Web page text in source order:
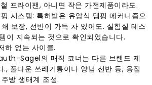
프라이팬, 아니면 작은 가전제품이라도.
시스템: 특허받은 유압식 댐핑 메커니즘으
보장, 선반이 가득 차 있어도. 실험실 테스
이 지속되는 것으로 확인되었습니다.
하 없는 사이클.
Sagel의 매직 코너는 다른 브랜드 제
., 풀다운 쓰레기통이나 양념 선반 등, 응집
방 생태계 조성.